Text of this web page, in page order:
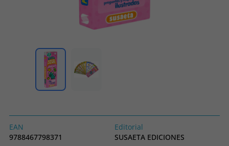
EAN
9788467798371
Editorial
SUSAETA EDICIONES